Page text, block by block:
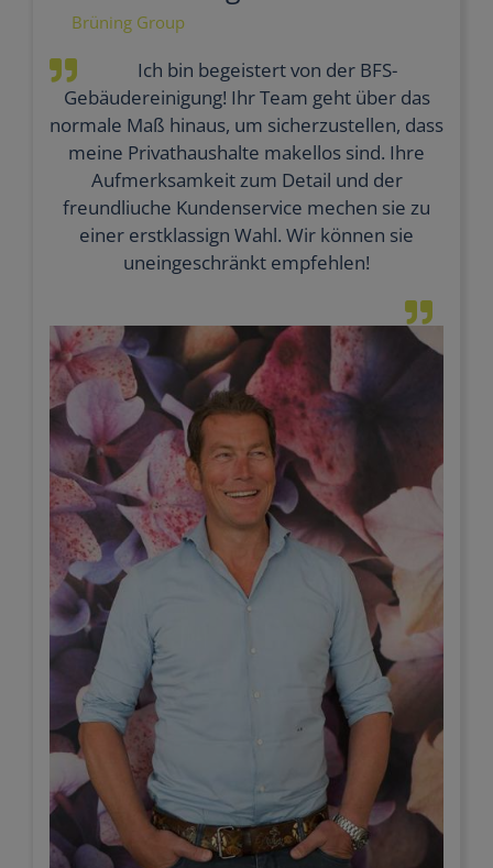
Brüning Group
Ich bin begeistert von der BFS-
Gebäudereinigung! Ihr Team geht über das
normale Maß hinaus, um sicherzustellen, dass
meine Privathaushalte makellos sind. Ihre
Aufmerksamkeit zum Detail und der
freundliuche Kundenservice mechen sie zu
einer erstklassign Wahl. Wir können sie
uneingeschränkt empfehlen!